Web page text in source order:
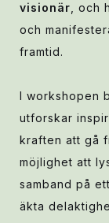
visionär , och
och
framtid.
I workshopen
utforskar
kraften att gå
möjlighet att
samband på
äkta